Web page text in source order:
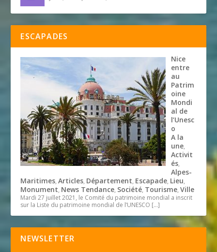
ESCAPADES
Nice
entre
au
Patrim
oine
Mondi
al de
l’Unesc
o
A la
une,
Activit
és,
Alpes-
Maritimes,Articles, Département, Escapade, Lieu,
Monument, News Tendance, Société, Tourisme,Ville
Mardi 27 juillet 2021, le Comité du patrimoine mondial a inscrit
sur la Liste du patrimoine mondial de l’UNESCO […]
NEWSLETTER